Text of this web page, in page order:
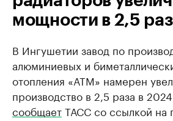
мощности в 2,5
В Ингушетии завод по
алюминиевых и
отопления «АТМ» намерен
производство в 2,5 раза в
сообщаетТАСС со ссылкой на